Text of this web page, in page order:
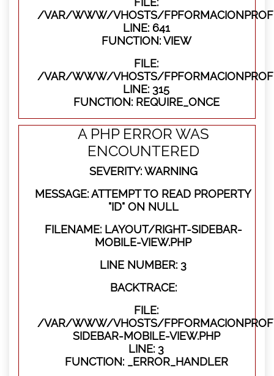
/VAR/WWW/VHOSTS/
LINE: 641
FUNCTION: VIEW
FILE:
/VAR/WWW/VHOSTS/
LINE: 315
FUNCTION: REQUIRE_ONCE
A PHP ERROR WAS
ENCOUNTERED
SEVERITY: WARNING
MESSAGE: ATTEMPT TO READ PROPERTY
"ID" ON NULL
FILENAME: LAYOUT/RIGHT-SIDEBAR-
MOBILE-VIEW.PHP
LINE NUMBER: 3
BACKTRACE:
FILE:
/VAR/WWW/VHOSTS/
SIDEBAR-MOBILE-VIEW.PHP
LINE: 3
FUNCTION: _ERROR_HANDLER